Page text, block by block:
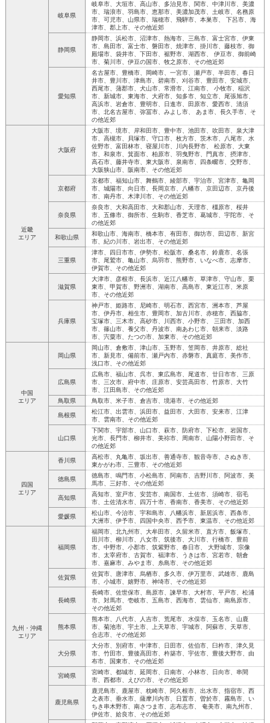
岐阜県
岐阜市、大垣市、高山市、多治見市、関市、中津川市、美濃
市、瑞浪市、羽島市、恵那市、美濃加茂市、土岐市、名務原
市、可児市、山県市、瑞穂市、飛騨市、本巣市、 下呂市、海
津市、郡上市、その他近郊
静岡県
静岡市、浜松市、沼津市、熱海市、三島市、富士宮市、伊東
市、島田市、富士市、磐田市、焼津市、掛川市、藤枝市、御
殿場市、袋井市、下田市、裾野市、湖西市、 伊豆市、御前崎
市、菊川市、伊豆の国市、牧之原市、その他近郊
愛知県
名古屋市、豊橋市、岡崎市、一宮市、瀬戸市、半田市、春日
井市、豊川市、津島市、碧南市、刈谷市、豊田市、安城市、
西尾市、蒲郡市、犬山市、常滑市、江南市、 小牧市、稲沢
市、新城市、東海市、大府市、知多市、知立市、尾張旭市、
高浜市、岩倉市、豊明市、日進市、田原市、愛西市、清須
市、北名古屋市、弥冨市、みよし市、 あま市、長久手市、そ
の他近郊
近畿
エリア
大阪府
大阪市、境市、岸和田市、豊中市、池田市、吹田市、泉大津
市、高槻市、貝塚市、守口市、枚方市、茨木市、八尾市、水
佐野市、富田林市、寝屋川市、川内長野市、 松原市、大東
市、和泉市、箕面市、柏原市、羽曳野市、門真市、摂津市、
高石市、藤井寺市、東大阪市、泉南市、四条畷市、交野市、
大阪狭山市、阪南市、その他近郊
京都府
京都市、福知山市、舞鶴市、綾部市、宇治市、宮津市、亀岡
市、城陽市、向日市、長岡京市、八幡市、京田辺市、京丹後
市、南丹市、木津川市、その他近郊
奈良県
奈良市、大和高田市、大和郡山市、天理市、橿原市、桜井
市、五條市、御所市、生駒市、香芝市、葛城市、宇陀市、そ
の他近郊
和歌山県
和歌山市、海南市、橋本市、有田市、御坊市、田辺市、新宮
市、紀の川市、岩出市、その他近郊
三重県
津市、四日市市、伊勢市、松阪市、桑名市、鈴鹿市、名張
市、尾鷲市、亀山市、烏羽市、熊野市、いなべ市、志摩市、
伊賀市、その他近郊
滋賀県
大津市、彦根市、長浜市、近江八幡市、草津市、守山市、栗
東市、甲賀市、野洲市、湖南市、高島市、東近江市、米原
市、その他近郊
兵庫県
神戸市、姫路市、尼崎市、明石市、西宮市、洲本市、芦屋
市、伊丹市、相生市、豊岡市、加古川市、赤穂市、西脇市、
宝塚市、三木市、高砂市、川西市、小野市、 三田市、加西
市、篠山市、養父市、丹波市、南あわじ市、朝来市、淡路
市、宍粟市、たつの市、加東市、その他近郊
中国
エリア
岡山県
岡山市、倉敷市、津山市、玉野市、笠岡市、井原市、総社
市、新見市、備前市、瀬戸内市、赤磐市、真庭市、美作市、
浅口市、その他近郊
広島県
広島市、福山市、呉市、東広島市、尾道市、廿日市市、三原
市、三次市、府中市、庄原市、安芸高田市、竹原市、大竹
市、江田島市、その他近郊
鳥取県
鳥取市、米子市、倉吉市、境港市、その他近郊
島根県
松江市、出雲市、浜田市、益田市、大田市、安来市、江津
市、雲南市、その他近郊
山口県
下関市、宇部市、山口市、萩市、防府市、下松市、岩国市、
光市、長門市、柳井市、美祢市、周南市、山陽小野田市、そ
の他近郊
四国
エリア
香川県
高松市、丸亀市、坂出市、善通寺市、観音寺市、さぬき市、
東かがわ市、三豊市、その他近郊
徳島県
徳島市、鳴門市、小松島市、阿南市、吉野川市、阿波市、美
馬市、三好市、その他近郊
高知県
高知市、室戸市、安芸市、南国市、土佐市、須崎市、宿毛
市、土佐清水市、四万十市、香南市、香美市、その他近郊
愛媛県
松山市、今治市、宇和島市、八幡浜市、新居浜市、西条市、
大洲市、伊予市、四国中央市、西予市、東温市、その他近郊
九州・沖縄
エリア
福岡県
福岡市、北九州市、大牟田市、久留米市、直方市、飯塚市、
田川市、柳川市、八女市、筑後市、大川市、行橋市、豊前
市、中野市、小郡市、筑紫野市、春日市、 大野城市、宗像
市、太宰府市、古賀市、福津市、うきは市、宮若市、朝倉
市、嘉麻市、みやま市、糸島市、その他近郊
佐賀県
佐賀市、唐津市、烏栖市、多久市、伊万里市、武雄市、鹿島
市、小城市、嬉野市、神埼市、その他近郊
長崎県
長崎市、佐世保市、島原市、諫早市、大村市、平戸市、松浦
市、対馬市、壱岐市、五島市、西海市、雲仙市、南島原市、
その他近郊
熊本県
熊本市、八代市、人吉市、荒尾市、水俣市、玉名市、山鹿
市、菊池市、宇土市、上天草市、宇城市、阿蘇市、天草市、
合志市、その他近郊
大分県
大分市、別府市、中津市、日田市、佐伯市、臼杵市、津久見
市、竹田市、豊後高田市、杵築市、宇佐市、豊後大野市、由
布市、国東市、その他近郊
宮崎県
宮崎市、都城市、延岡市、日南市、小林市、日向市、串間
市、西都市、えびの市、その他近郊
鹿児島県
鹿児島市、鹿屋市、枕崎市、阿久根市、出水市、指宿市、西
之表市、垂水市、薩摩川内市、日置市、曽於市、霧島市、い
ちき串木野市、南さつま市、志布志市、 奄美市、南九州市、
伊佐市、姶良市、その他近郊